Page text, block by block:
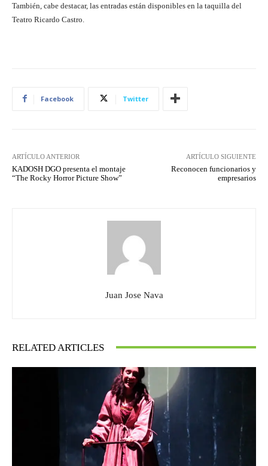
También, cabe destacar, las entradas están disponibles en la taquilla del
Teatro Ricardo Castro.
Facebook Twitter
ARTÍCULO ANTERIOR
KADOSH DGO presenta el montaje
“The Rocky Horror Picture Show”
ARTÍCULO SIGUIENTE
Reconocen funcionarios y
empresarios
Juan Jose Nava
RELATED ARTICLES